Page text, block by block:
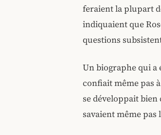
feraient la plupart
indiquaient que
questions
Un biographe qui a
confiait même pas
se développait
savaient même pas